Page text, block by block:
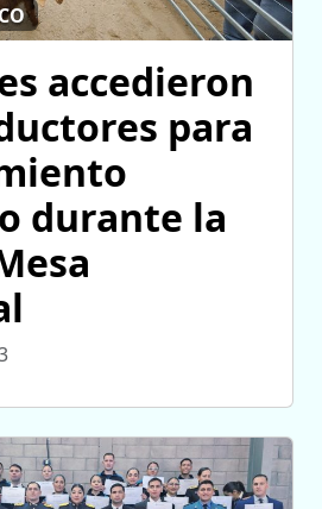
accedieron
para
durante la